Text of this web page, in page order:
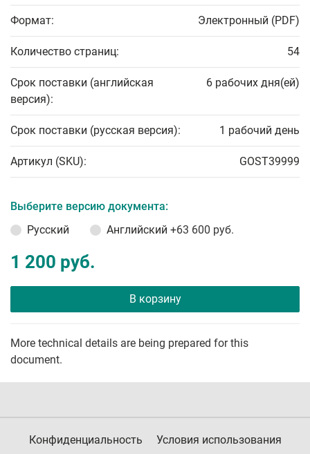
Формат: Электронный (PDF)
Количество страниц: 54
Срок поставки (английская
версия):
6 рабочих дня(ей)
Срок поставки (русская версия): 1 рабочий день
Артикул (SKU): GOST39999
Выберите версию документа:
Русский
Английский +63 600 руб.
1 200 руб.
В корзину
More technical details are being prepared for this
document.
Конфиденциальность Условия использования